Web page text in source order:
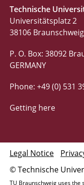
Technische
Universitätsplatz 2
38106 Braunschweig
P. O. Box: 38092
GERMANY
Phone: +49 (0) 531
Getting here
© Technische
Legal Notice
TU Braunschweig uses